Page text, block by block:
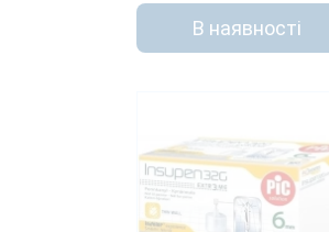
В наявності